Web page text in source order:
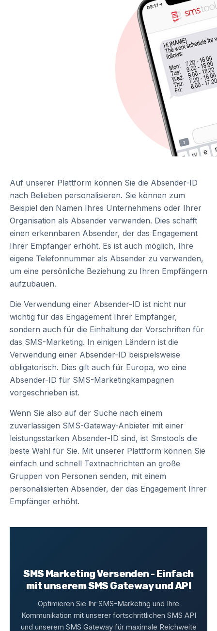
Auf unserer Plattform können Sie die Absender-ID
nach Belieben personalisieren. Sie können zum
Beispiel den Namen Ihres Unternehmens oder Ihrer
Organisation als Absender verwenden. Dies schafft
einen erkennbaren Absender, der das Engagement
Ihrer Empfänger erhöht. Es ist auch möglich, Ihre
eigene Telefonnummer als Absender zu verwenden,
um eine persönliche Beziehung zu Ihren Empfängern
aufzubauen.
Die Verwendung einer Absender-ID ist nicht nur
wichtig für das Engagement Ihrer Empfänger,
sondern auch für die Einhaltung der Vorschriften für
das SMS-Marketing. In einigen Ländern ist die
Verwendung einer Absender-ID beispielsweise
obligatorisch. Dies gilt auch für Europa, wo eine
Absender-ID für SMS-Marketingkampagnen
vorgeschrieben ist.
Wenn Sie also auf der Suche nach einem
zuverlässigen SMS-Gateway-Anbieter mit einer
leistungsstarken Absender-ID sind, ist Smstools die
beste Wahl für Sie. Mit unserer Plattform können Sie
einfach und schnell Textnachrichten an große
Gruppen von Personen senden, mit einem
personalisierten Absender, der das Engagement Ihrer
Empfänger erhöht.
SMS Marketing Versenden - Einfach
mit unserem SMS Gateway und API
Optimieren Sie Ihr SMS-Marketing und Ihre
Kommunikation mit unserer fortschrittlichen SMS API
und unserem SMS Gateway für maximale Reichweite